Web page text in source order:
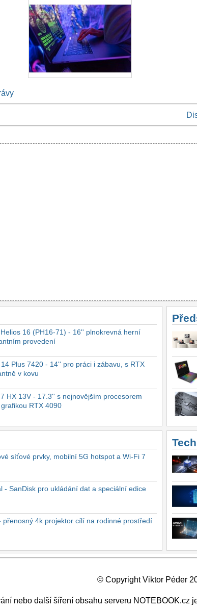
16 (PH16-71) - 16'' plnokrevná herní
provedení
Plus 7420 - 14'' pro práci i zábavu, s RTX
v kovu
HX 13V - 17.3'' s nejnovějším procesorem
RTX 4090
síťové prvky, mobilní 5G hotspot a Wi-Fi 7
- SanDisk pro ukládání dat a speciální edice
přenosný 4k projektor cílí na rodinné prostředí
© Copyright Viktor Péder
nebo další šíření obsahu serveru NOTEBOOK.cz